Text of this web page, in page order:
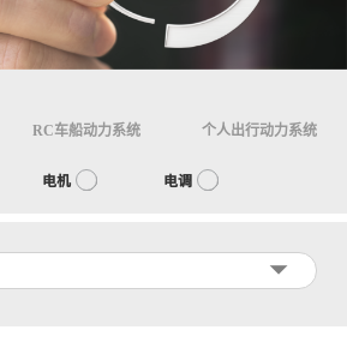
RC车船动力系统 个人出行动力系统
电机 电调